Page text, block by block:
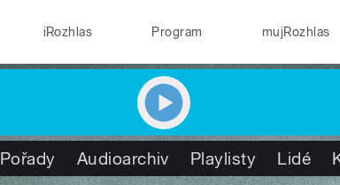
iRozhlas Program mujRozhlas
Pořady Audioarchiv Playlisty Lidé